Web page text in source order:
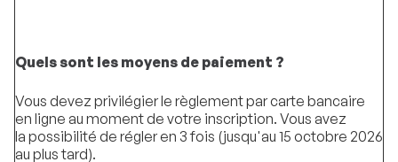
Quels sont les moyens de paiement ?
Vous devez privilégier le règlement par carte bancaire
en ligne au moment de votre inscription. Vous avez
la possibilité de régler en 3 fois (jusqu'au 15 octobre 2026
au plus tard).